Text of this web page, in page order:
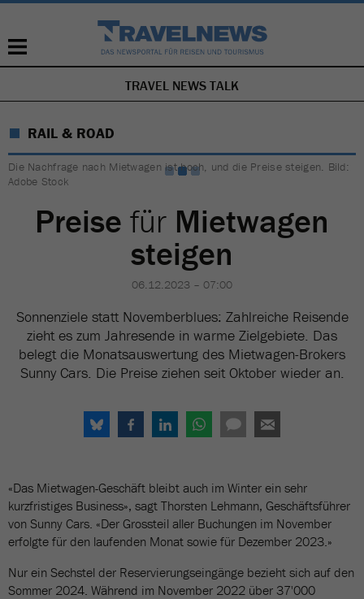
NAVIGATION
ÜBERSPRINGEN
TRAVEL NEWS TALK
RAIL & ROAD
Die Nachfrage nach Mietwagen ist hoch, und die Preise steigen. Bild:
Adobe Stock
Preise für Mietwagen
steigen
06.12.2023 – 07:00
Sonnenziele statt Novemberblues: Zahlreiche Reisende
zieht es zum Jahresende in warme Zielgebiete. Das
belegt die Monatsauswertung des Mietwagen-Brokers
Sunny Cars. Die Preise ziehen seit Oktober wieder an.
«Das Mietwagen-Geschäft bleibt auch im Winter ein sehr
kurzfristiges Business», sagt Thorsten Lehmann, Geschäftsführer
von Sunny Cars. «Der Grossteil aller Buchungen im November
erfolgte für den laufenden Monat sowie für Dezember 2023.»
Nur ein Sechstel der Reservierungseingänge bezieht sich auf den
Sommer 2024. Während im November 2022 über 37'000